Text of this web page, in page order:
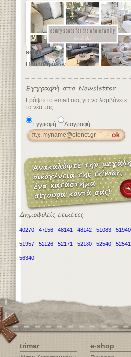
sofas
Προβολή όλων...
Γράψτε το email σας για να λαμβάνετε
τα νέα μας
Εγγραφή Διαγραφή
40270 47156 48141 48142 51083 51940
51957 52126 52171 52180 52540 52541
56340
trimar e-shop